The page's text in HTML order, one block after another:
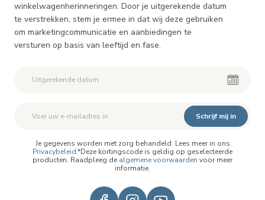
winkelwagenherinneringen. Door je uitgerekende datum
te verstrekken, stem je ermee in dat wij deze gebruiken
om marketingcommunicatie en aanbiedingen te
versturen op basis van leeftijd en fase.
Schrijf mij in
Je gegevens worden met zorg behandeld. Lees meer in ons
Privacybeleid.*Deze kortingscode is geldig op geselecteerde
producten. Raadpleeg de algemene voorwaarden voor meer
informatie.